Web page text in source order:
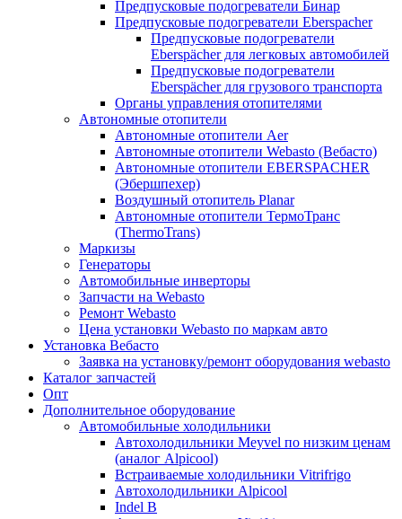
Предпусковые подогреватели Бинар
Предпусковые подогреватели Eberspacher
Предпусковые подогреватели
Eberspächer для легковых автомобилей
Предпусковые подогреватели
Eberspächer для грузового транспорта
Органы управления отопителями
Автономные отопители
Автономные отопители Аer
Автономные отопители Webasto (Вебасто)
Автономные отопители EBERSPACHER
(Эбершпехер)
Воздушный отопитель Planar
Автономные отопители ТермоТранс
(ThermoTrans)
Маркизы
Генераторы
Автомобильные инверторы
Запчасти на Webasto
Ремонт Webasto
Цена установки Webasto по маркам авто
Установка Вебасто
Заявка на установку/ремонт оборудования webasto
Каталог запчастей
Опт
Дополнительное оборудование
Автомобильные холодильники
Автохолодильники Meyvel по низким ценам
(аналог Alpicool)
Встраиваемые холодильники Vitrifrigo
Автохолодильники Alpicool
Indel B